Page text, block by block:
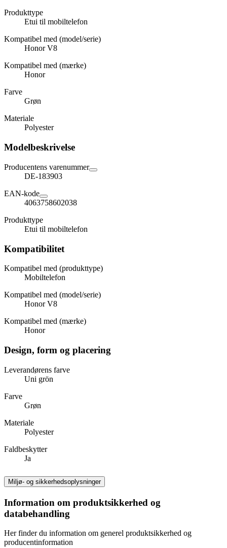
Produkttype
Etui til mobiltelefon
Kompatibel med (model/serie)
Honor V8
Kompatibel med (mærke)
Honor
Farve
Grøn
Materiale
Polyester
Modelbeskrivelse
Producentens varenummer
DE-183903
EAN-kode
4063758602038
Produkttype
Etui til mobiltelefon
Kompatibilitet
Kompatibel med (produkttype)
Mobiltelefon
Kompatibel med (model/serie)
Honor V8
Kompatibel med (mærke)
Honor
Design, form og placering
Leverandørens farve
Uni grön
Farve
Grøn
Materiale
Polyester
Faldbeskytter
Ja
Miljø- og sikkerhedsoplysninger
Information om produktsikkerhed og
databehandling
Her finder du information om generel produktsikkerhed og
producentinformation